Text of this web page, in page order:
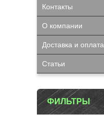
Контакты
О компании
Доставка и оплата
Статьи
ФИЛЬТРЫ